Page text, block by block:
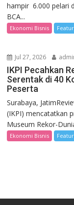
hampir 6.000 pelari
BCA...
Ekonomi Bisnis
Jul 27, 2026
IKPI Pecahkan
Serentak di 40
Peserta
Surabaya,
(IKPI) mencatatkan
Museum Rekor-
Ekonomi Bisnis